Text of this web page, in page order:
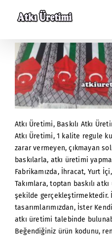
Atkı Üretimi, Baskılı Atkı
Atkı Üretimi, 1 kalite regule
zarar vermeyen, çıkmayan
baskılarla, atkı üretimi
Fabrikamızda, İhracat, Yurt
Takımlara, toptan baskılı
şekilde gerçekleştirmektedir.
tasarımlarımızdan, İster
atkı üretimi talebinde
Beğendiğiniz ürün kodunu,